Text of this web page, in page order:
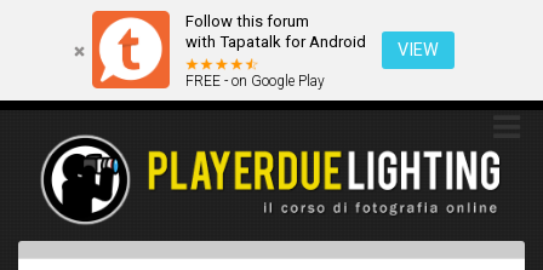
Follow this forum
with Tapatalk for Android
FREE - on Google Play
VIEW
Questo sito utilizza i cookies. Continuando a navigare tra queste
pagine acconsenti implicitamente all'uso dei cookies.
Ok Scopri di più